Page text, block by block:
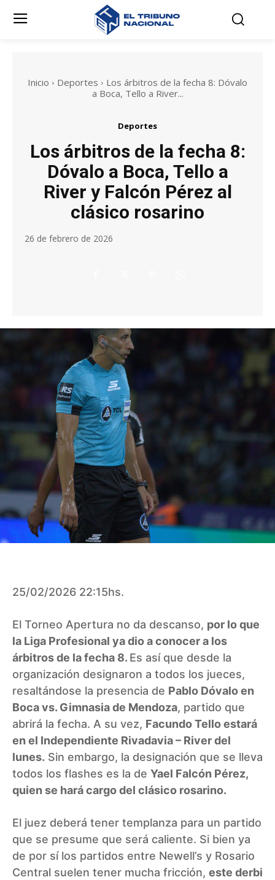
Inicio Deportes
Los árbitros de la fecha 8: Dóvalo
a Boca, Tello a River...
Deportes
Los árbitros de la fecha 8:
Dóvalo a Boca, Tello a
River y Falcón Pérez al
clásico rosarino
26 de febrero de 2026
25/02/2026 22:15hs.
El Torneo Apertura no da descanso, por lo que
la Liga Profesional ya dio a conocer a los
árbitros de la fecha 8. Es así que desde la
organización designaron a todos los jueces,
resaltándose la presencia de Pablo Dóvalo en
Boca vs. Gimnasia de Mendoza, partido que
abrirá la fecha. A su vez, Facundo Tello estará
en el Independiente Rivadavia – River del
lunes. Sin embargo, la designación que se lleva
todos los flashes es la de Yael Falcón Pérez,
quien se hará cargo del clásico rosarino.
El juez deberá tener templanza para un partido
que se presume que será caliente. Si bien ya
de por sí los partidos entre Newell’s y Rosario
Central suelen tener mucha fricción, este derbi